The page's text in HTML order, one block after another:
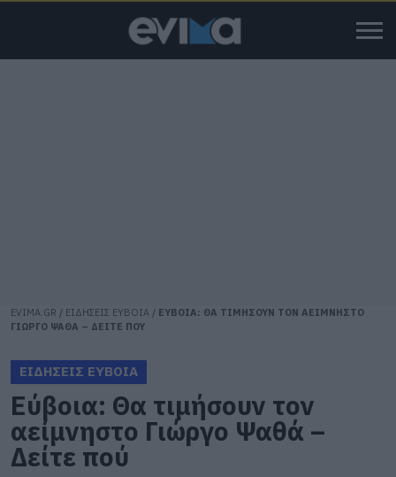
EVIMA.GR / ΕΙΔΗΣΕΙΣ ΕΥΒΟΙΑ / ΕΥΒΟΙΑ: ΘΑ ΤΙΜΗΣΟΥΝ ΤΟΝ ΑΕΙΜΝΗΣΤΟ
ΓΙΩΡΓΟ ΨΑΘΑ – ΔΕΙΤΕ ΠΟΥ
ΕΙΔΗΣΕΙΣ ΕΥΒΟΙΑ
Εύβοια: Θα τιμήσουν τον
αείμνηστο Γιώργο Ψαθά –
Δείτε πού